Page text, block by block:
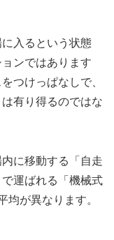
入るという状態
ンではあります
つけっぱなしで、
有り得るのではな
に移動する「自走
運ばれる「機械式
均が異なります。